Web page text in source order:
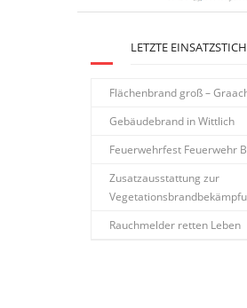
LETZTE
Flächenbrand groß –
Gebäudebrand in Wittlich
Feuerwehrfest Feuerwehr
Zusatzausstattung zur
Rauchmelder retten Leben